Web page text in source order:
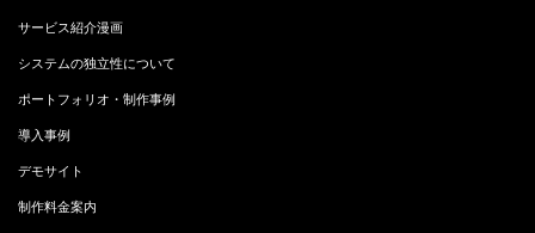
サービス紹介漫画
システムの独立性について
ポートフォリオ・制作事例
導入事例
デモサイト
制作料金案内